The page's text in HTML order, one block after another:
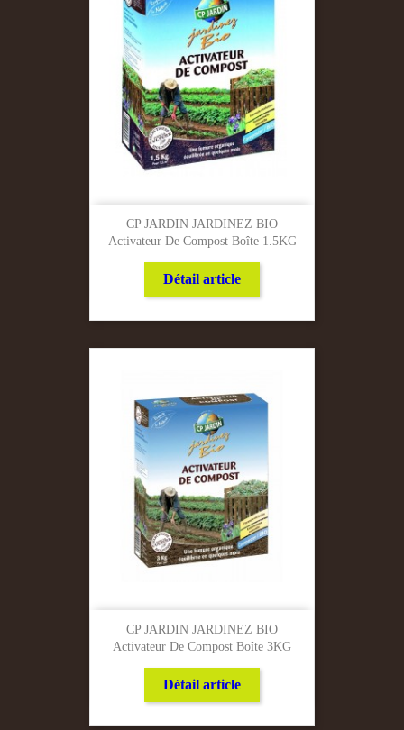
CP JARDIN JARDINEZ BIO
Activateur De Compost Boîte 1.5KG
Détail article
CP JARDIN JARDINEZ BIO
Activateur De Compost Boîte 3KG
Détail article